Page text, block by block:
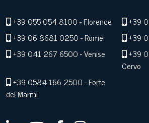
+39 055 054 8100- Florence +39
+39 06 8681 0250- Rome +39
+39 041 267 6500- Venise +39
Cervo
+39 0584 166 2500- Forte
dei Marmi